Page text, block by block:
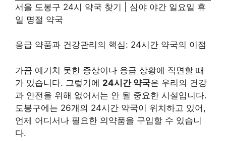
서울 도봉구 24시 약국 찾기 | 심야 야간 일요일 휴
일 명절 약국
응급 약품과 건강관리의 핵심: 24시간 약국의 이점
가끔 예기치 못한 증상이나 응급 상황에 직면할 때
가 있습니다. 그렇기에 24시간 약국은 우리의 건강
과 안전을 위해 없어서는 안 될 중요한 시설입니다.
도봉구에는 26개의 24시간 약국이 위치하고 있어,
언제 어디서나 필요한 의약품을 구입할 수 있습니
다.